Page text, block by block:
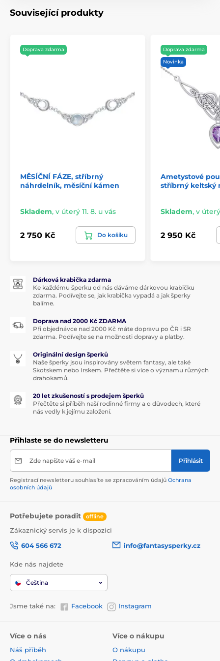
přírodou a starobylými tradicemi, který vás bude
doprovázet na cestě životem.
Související produkty
Doprava zdarma
MĚSÍČNÍ FÁZE, stříbrný
náhrdelník, měsíční kámen
Skladem, v úterý 11. 8. u vás
2 750 Kč Do košíku
Doprava zdarma
Novinka
Ametystové
stříbrný keltský
Skladem, v úterý
2 950 Kč
Dárková krabička zdarma
Ke každému šperku od nás dáváme dárkovou krabičku
zdarma. Podívejte se, jak krabička vypadá a jak šperky
balíme.
Doprava nad 2000 Kč ZDARMA
Při objednávce nad 2000 Kč máte dopravu po ČR i SR
zdarma. Podívejte se na možnosti dopravy a platby.
Originální design šperků
Naše šperky jsou inspirovány světem fantasy, ale také
Skotskem nebo Irskem. Přečtěte si více o významu různých
drahokamů.
20 let zkušeností s prodejem šperků
Přečtěte si příběh naší rodinné firmy a o důvodech, které
nás vedly k jejímu založení.
Přihlaste se do newsletteru
Zde napište váš e-mail Přihlásit
Registrací newsletteru souhlasíte se zpracováním údajů Ochrana
osobních údajů
Potřebujete poradit offline
Zákaznický servis je k dispozici
604 566 672
info@fantasysperky.cz
Kde nás najdete
Čeština
Jsme také na: Facebook Instagram
Více o nás
Náš příběh
Více o nákupu
O nákupu